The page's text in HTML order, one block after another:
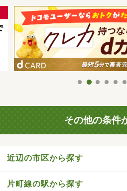
その他の条件
近辺の市区から探す
片町線の駅から探す